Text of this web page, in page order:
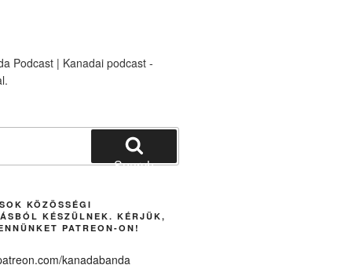
Search
KÖZÖSSÉGI
KÉSZÜLNEK. KÉRJÜK,
PATREON-ON!